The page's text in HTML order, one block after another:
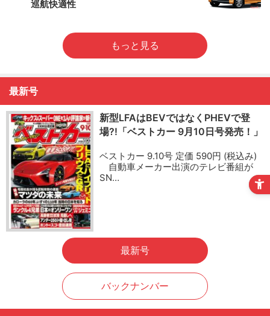
巡航快適性
もっと見る
最新号
新型LFAはBEVではなくPHEVで登
場?!「ベストカー 9月10日号発売！」
ベストカー 9.10号 定価 590円 (税込み)
自動車メーカー出演のテレビ番組が
SN…
最新号
バックナンバー